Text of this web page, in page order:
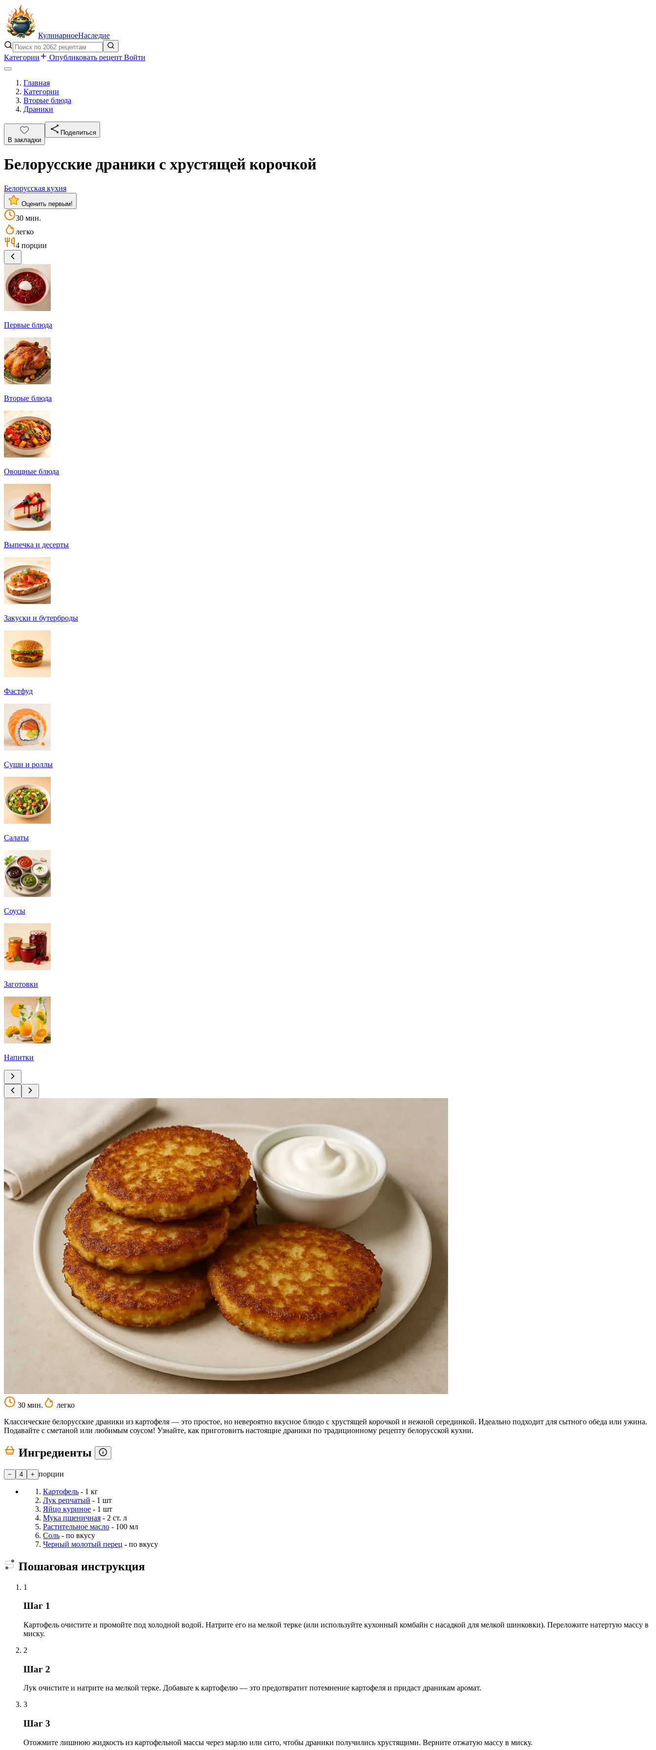
КулинарноеНаследие
Категории Опубликовать рецепт Войти
Главная
Категории
Вторые блюда
Драники
В закладки
Поделиться
Белорусские драники с хрустящей корочкой
Белорусская кухня
Оценить первым!
30 мин.
легко
4 порции
Первые блюда
Вторые блюда
Овощные блюда
Выпечка и десерты
Закуски и бутерброды
Фастфуд
Суши и роллы
Салаты
Соусы
Заготовки
Напитки
30 мин.
легко
Классические белорусские драники из картофеля — это простое, но невероятно вкусное блюдо с хрустящей корочкой и нежной серединкой. Идеально подходит для сытного обеда или ужина.
Подавайте с сметаной или любимым соусом! Узнайте, как приготовить настоящие драники по традиционному рецепту белорусской кухни.
Ингредиенты
− 4 + порции
Картофель - 1 кг
Лук репчатый - 1 шт
Яйцо куриное - 1 шт
Мука пшеничная - 2 ст. л
Растительное масло - 100 мл
Соль - по вкусу
Черный молотый перец - по вкусу
Пошаговая инструкция
1
Шаг 1
Картофель очистите и промойте под холодной водой. Натрите его на мелкой терке (или используйте кухонный комбайн с насадкой для мелкой шинковки). Переложите натертую массу в
миску.
2
Шаг 2
Лук очистите и натрите на мелкой терке. Добавьте к картофелю — это предотвратит потемнение картофеля и придаст драникам аромат.
3
Шаг 3
Отожмите лишнюю жидкость из картофельной массы через марлю или сито, чтобы драники получились хрустящими. Верните отжатую массу в миску.